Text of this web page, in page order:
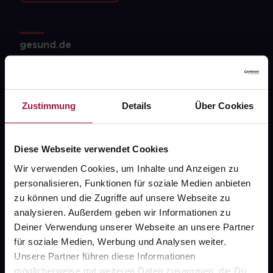
Zustimmung Details Über Cookies
Diese Webseite verwendet Cookies
Wir verwenden Cookies, um Inhalte und Anzeigen zu
personalisieren, Funktionen für soziale Medien anbieten
zu können und die Zugriffe auf unsere Webseite zu
analysieren. Außerdem geben wir Informationen zu
Deiner Verwendung unserer Webseite an unsere Partner
für soziale Medien, Werbung und Analysen weiter.
Unsere Partner führen diese Informationen
möglicherweise mit weiteren Daten zusammen, die Du
gesund.de
gesund-versorger.de
Sanitätshäuser
Datenschutz
AGB